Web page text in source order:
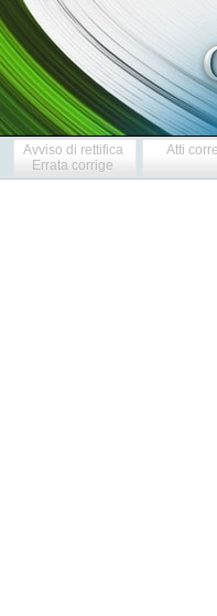
Avviso di rettifica
Errata corrige
Atti